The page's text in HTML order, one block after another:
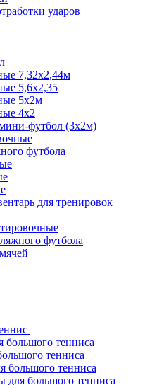
ударов
7,32х2,44м
5,6х2,35
5х2м
4х2
футбол (3х2м)
футбола
для тренировок
футбола
большого тенниса
тенниса
большого тенниса
для большого тенниса